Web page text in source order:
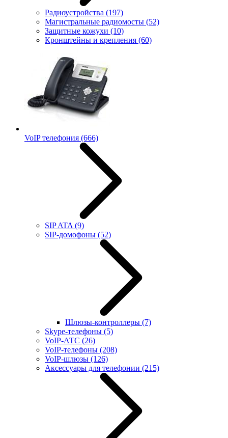
Радиоустройства (197)
Магистральные радиомосты (52)
Защитные кожухи (10)
Кронштейны и крепления (60)
VoIP телефония (666)
SIP ATA (9)
SIP-домофоны (52)
Шлюзы-контроллеры (7)
Skype-телефоны (5)
VoIP-АТС (26)
VoIP-телефоны (208)
VoIP-шлюзы (126)
Аксессуары для телефонии (215)